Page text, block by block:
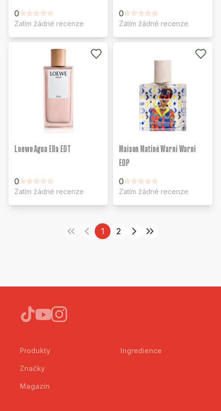
0
Zatím žádné recenze
0
Zatím žádné recenze
Loewe Agua Ella EDT
0
Zatím žádné recenze
Maison Matiné Warni Warni
EDP
0
Zatím žádné recenze
1 2
Produkty
Značky
Magazín
Ingredience